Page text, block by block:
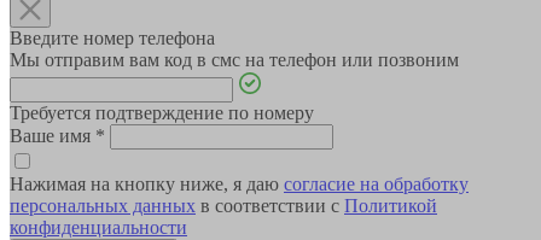
Введите номер телефона
Мы отправим вам код в смс на телефон или позвоним
Требуется подтверждение по номеру
Ваше имя *
Нажимая на кнопку ниже, я даю согласие на обработку
персональных данных в соответствии с Политикой
конфиденциальности